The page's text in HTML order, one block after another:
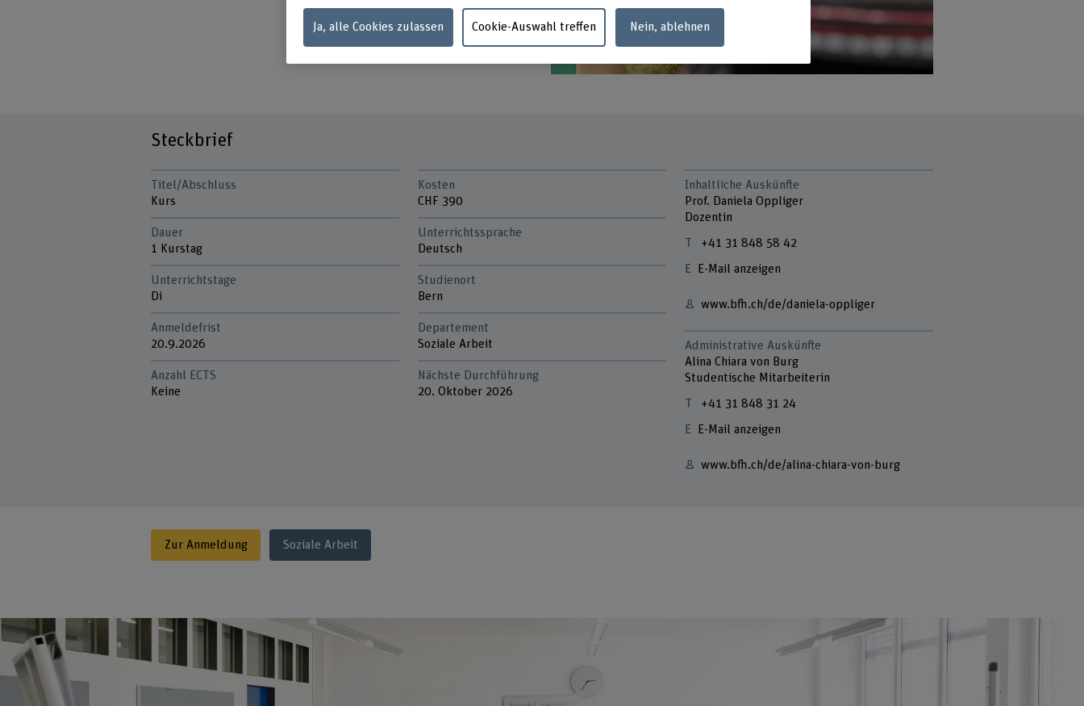
Steckbrief
Titel/Abschluss
Kurs
Dauer
1 Kurstag
Unterrichtstage
Di
Anmeldefrist
20.9.2026
Anzahl ECTS
Keine
Kosten
CHF 390
Unterrichtssprache
Deutsch
Studienort
Bern
Departement
Soziale Arbeit
Nächste Durchführung
20. Oktober 2026
Inhaltliche Auskünfte
Prof. Daniela Oppliger
Dozentin
+41 31 848 58 42
E-Mail anzeigen
www.bfh.ch/de/daniela-oppliger
Administrative Auskünfte
Alina Chiara von Burg
Studentische Mitarbeiterin
+41 31 848 31 24
E-Mail anzeigen
www.bfh.ch/de/alina-chiara-von-burg
Zur Anmeldung Soziale Arbeit
Ja, alle Cookies zulassen Cookie-Auswahl treffen Nein, ablehnen